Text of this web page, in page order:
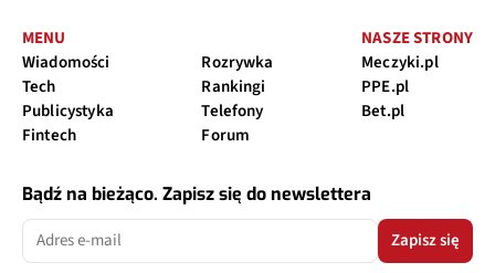
MENU
Wiadomości
Tech
Publicystyka
Fintech
Rozrywka
Rankingi
Telefony
Forum
NASZE STRONY
Meczyki.pl
PPE.pl
Bet.pl
Bądź na bieżąco. Zapisz się do newslettera
Zapisz się